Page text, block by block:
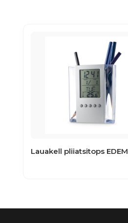
Lauakell pliiatsitops EDEM